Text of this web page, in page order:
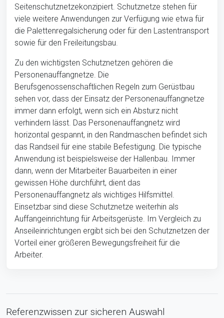
Seitenschutznetzekonzipiert. Schutznetze stehen für
viele weitere Anwendungen zur Verfügung wie etwa für
die Palettenregalsicherung oder für den Lastentransport
sowie für den Freileitungsbau.
Zu den wichtigsten Schutznetzen gehören die
Personenauffangnetze. Die
Berufsgenossenschaftlichen Regeln zum Gerüstbau
sehen vor, dass der Einsatz der Personenauffangnetze
immer dann erfolgt, wenn sich ein Absturz nicht
verhindern lässt. Das Personenauffangnetz wird
horizontal gespannt, in den Randmaschen befindet sich
das Randseil für eine stabile Befestigung. Die typische
Anwendung ist beispielsweise der Hallenbau. Immer
dann, wenn der Mitarbeiter Bauarbeiten in einer
gewissen Höhe durchführt, dient das
Personenauffangnetz als wichtiges Hilfsmittel.
Einsetzbar sind diese Schutznetze weiterhin als
Auffangeinrichtung für Arbeitsgerüste. Im Vergleich zu
Anseileinrichtungen ergibt sich bei den Schutznetzen der
Vorteil einer größeren Bewegungsfreiheit für die
Arbeiter.
Referenzwissen zur sicheren Auswahl